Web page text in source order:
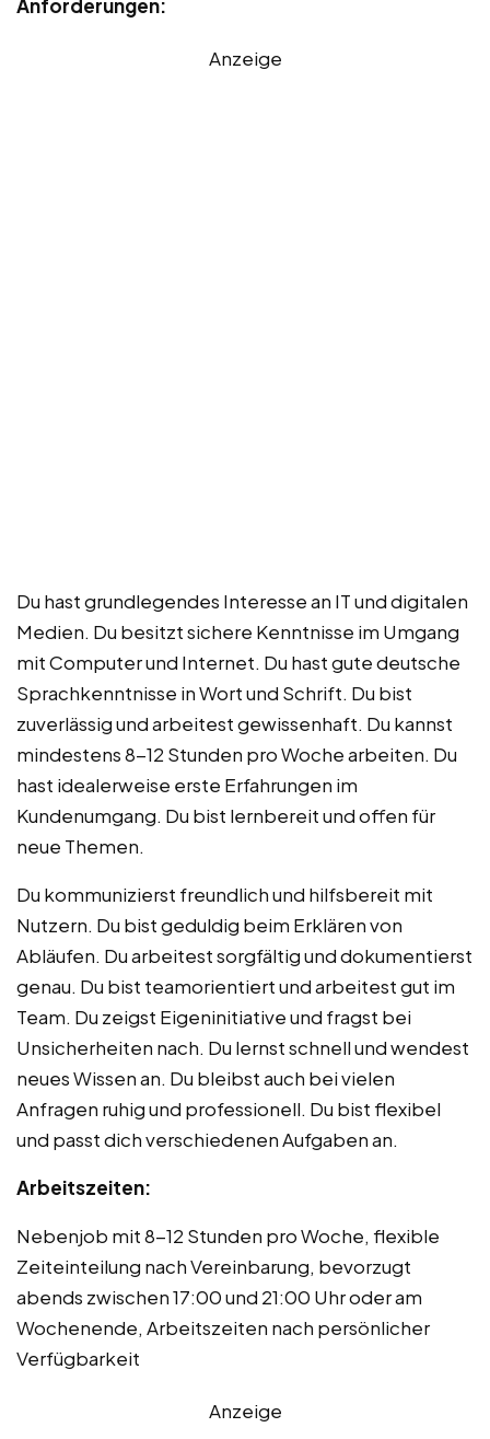
Anforderungen:
Anzeige
Du hast grundlegendes Interesse an IT und digitalen
Medien. Du besitzt sichere Kenntnisse im Umgang
mit Computer und Internet. Du hast gute deutsche
Sprachkenntnisse in Wort und Schrift. Du bist
zuverlässig und arbeitest gewissenhaft. Du kannst
mindestens 8-12 Stunden pro Woche arbeiten. Du
hast idealerweise erste Erfahrungen im
Kundenumgang. Du bist lernbereit und offen für
neue Themen.
Du kommunizierst freundlich und hilfsbereit mit
Nutzern. Du bist geduldig beim Erklären von
Abläufen. Du arbeitest sorgfältig und dokumentierst
genau. Du bist teamorientiert und arbeitest gut im
Team. Du zeigst Eigeninitiative und fragst bei
Unsicherheiten nach. Du lernst schnell und wendest
neues Wissen an. Du bleibst auch bei vielen
Anfragen ruhig und professionell. Du bist flexibel
und passt dich verschiedenen Aufgaben an.
Arbeitszeiten:
Nebenjob mit 8-12 Stunden pro Woche, flexible
Zeiteinteilung nach Vereinbarung, bevorzugt
abends zwischen 17:00 und 21:00 Uhr oder am
Wochenende, Arbeitszeiten nach persönlicher
Verfügbarkeit
Anzeige